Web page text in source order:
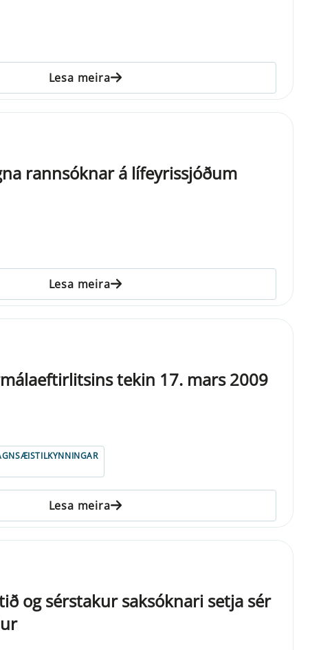
Lesa meira
rannsóknar á lífeyrissjóðum
Lesa meira
tekin 17. mars 2009
Lesa meira
og sérstakur saksóknari setja sér